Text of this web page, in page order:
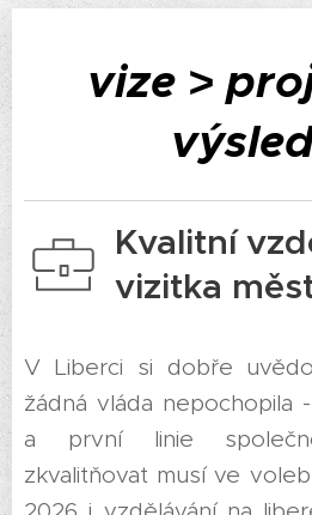
vize ˃
Kvalitní
vizitka
V Liberci si dobře
žádná vláda nepochopila
a první linie
zkvalitňovat musí ve